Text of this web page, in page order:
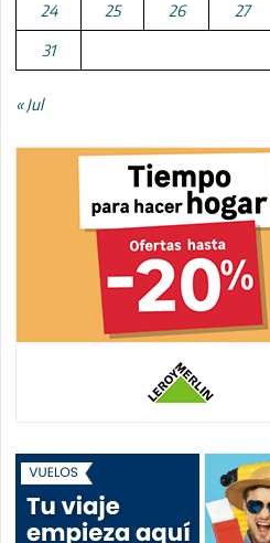
24 25 26 27
31
« Jul